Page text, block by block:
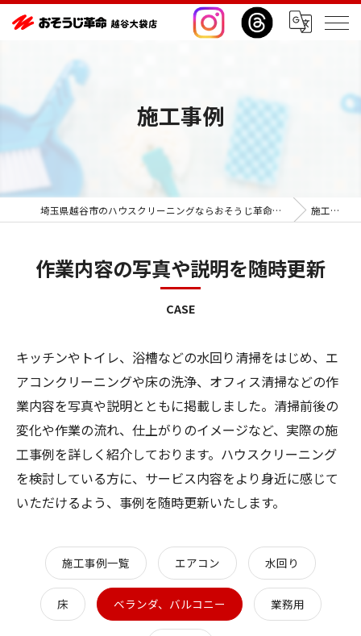
施工事例
埼玉県越谷市のハウスクリーニングならおそうじ革命越谷大袋店 施工事例
作業内容の写真や説明を随時更新
CASE
キッチンやトイレ、浴槽などの水回り清掃をはじめ、エ
アコンクリーニングや床の洗浄、オフィス清掃などの作
業内容を写真や説明とともに掲載しました。清掃前後の
変化や作業の流れ、仕上がりのイメージなど、実際の施
工事例を詳しく紹介しております。ハウスクリーニング
を検討している方に、サービス内容をより身近に感じて
いただけるよう、事例を随時更新いたします。
施工事例一覧 エアコン 水回り
床 ベランダ、バルコニー 業務用